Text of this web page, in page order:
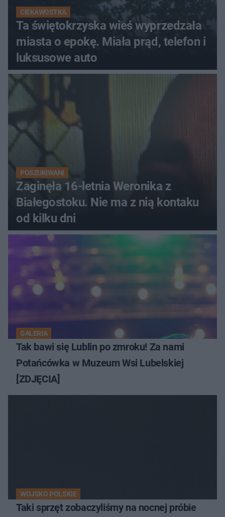
CIEKAWOSTKA
Ta świętokrzyska wieś wyprzedzała
miasta o epokę. Miała prąd, telefon i
luksusowe auto
POSZUKIWANI
Zaginęła 16-letnia Weronika z
Białegostoku. Nie ma z nią kontaku
od kilku dni
GALERIA
Tak bawi się Lublin po zmroku! Za nami
Potańcówka w Muzeum Wsi Lubelskiej
[ZDJĘCIA]
WOJSKO POLSKIE
Taki sprzęt zobaczyliśmy na nocnej próbie